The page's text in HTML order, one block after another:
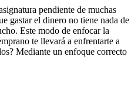
pendiente de muchas
gastar el dinero no tiene nada de
Este modo de enfocar la
te llevará a enfrentarte a
Mediante un enfoque correcto